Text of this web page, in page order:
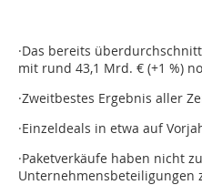
·Das bereits
mit rund 43,1 Mrd. € (+1 %)
·Zweitbestes Ergebnis aller
·Einzeldeals in etwa auf
·Paketverkäufe haben nicht
Unternehmensbeteiligungen